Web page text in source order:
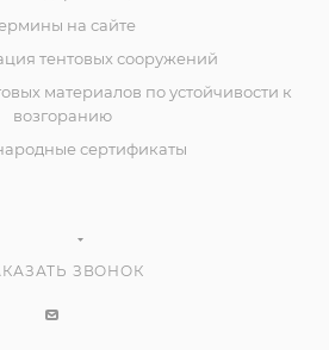
на сайте
тентовых сооружений
материалов по устойчивости к
возгоранию
сертификаты
ЗВОНОК